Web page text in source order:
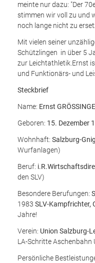
meinte nur dazu: "Der
stimmen wir voll zu und
noch lange nicht zu
Mit vielen seiner
Schützlingen in über 5
zur Leichtathletik.Ernst
und Funktionärs- und
Steckbrief
Name: Ernst
Geboren: 15. Dezember
Wohnhaft: Salzburg-Gnigl
Wurfanlagen)
Beruf:
den SLV)
Besondere Berufungen:
1983 SLV-Kampfrichter,
Jahre!
Verein: Union Salzburg-
LA-Schritte Aschenbahn
Persönliche